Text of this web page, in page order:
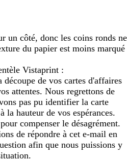
un côté, donc les coins ronds ne
du papier est moins marqué
Vistaprint :
découpe de vos cartes d'affaires
attentes. Nous regrettons de
pas pu identifier la carte
la hauteur de vos espérances.
compenser le désagrément.
de répondre à cet e-mail en
afin que nous puissions y